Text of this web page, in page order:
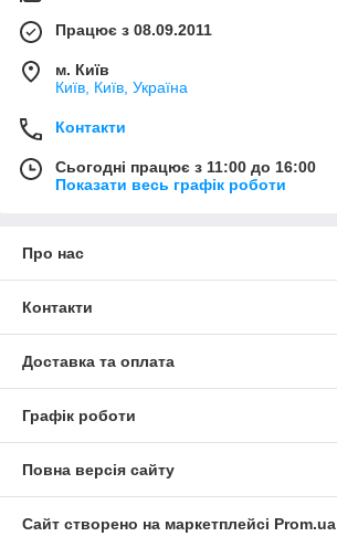
Працює з 08.09.2011
м. Київ
Київ, Київ, Україна
Контакти
Сьогодні працює з 11:00 до 16:00
Показати весь графік роботи
Про нас
Контакти
Доставка та оплата
Графік роботи
Повна версія сайту
Сайт створено на маркетплейсі Prom.ua